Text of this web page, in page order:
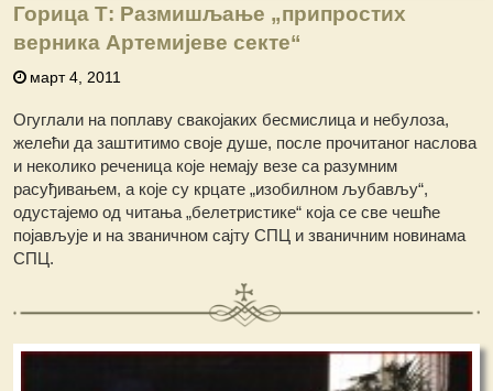
Горица Т: Размишљање „припростих
верника Артемијеве секте“
март 4, 2011
Огуглали на поплаву свакојаких бесмислица и небулоза,
желећи да заштитимо своје душе, после прочитаног наслова
и неколико реченица које немају везе са разумним
расуђивањем, a које су крцате „изобилном љубављу“,
одустајемо од читања „белетристике“ која се све чешће
појављује и на званичном сајту СПЦ и званичним новинама
СПЦ.